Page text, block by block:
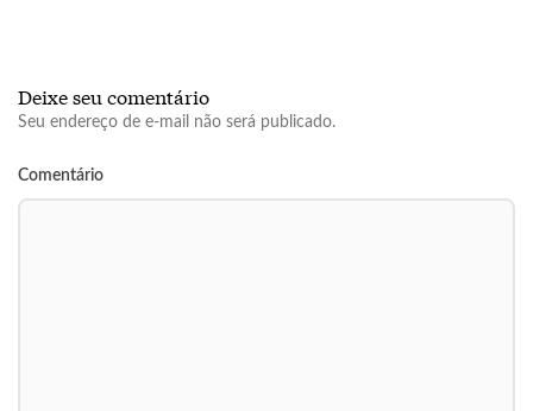
Deixe seu comentário
Seu endereço de e-mail não será publicado.
Comentário